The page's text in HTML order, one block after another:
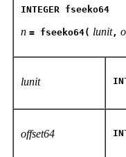
INTEGER fseeko64
n = fseeko64( lunit,
lunit
offset64